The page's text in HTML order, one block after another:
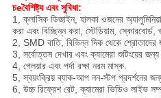
চeবৈশিষ্ট্য এবং সুবিধা:
1, ক্লাসিক ডিজাইন, হালকা ওজনের
করা এবং বিচ্ছিন্ন করা, স্টেডিয়াম,
2, SMD বাতি, বিভিন্ন দিক থেকে
3, সর্বোত্তম দেখার এবং ক্যামেরা শুটিংয়ের
4, প্লেয়ার এবং পর্দা রক্ষা নরম মাস্ক.
5, স্বয়ংক্রিয় ব্যাক-আপ নন-স্টপ প্রদর্শনের
6, উচ্চ রিফ্রেশ রেট, ক্যামেরা ভিডিও লাইভ